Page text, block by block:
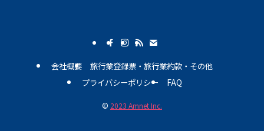
会社概要
旅行業登録票・旅行業約款・その他
プライバシーポリシー
FAQ
© 2023 Amnet Inc.